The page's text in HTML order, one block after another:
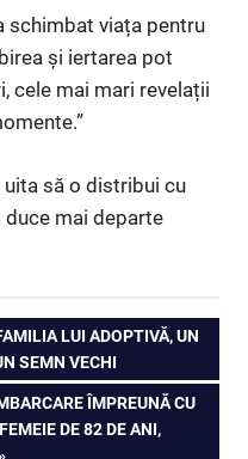
schimbat viața pentru
și iertarea pot
cele mai mari revelații
uita să o distribui cu
mai departe
LUI ADOPTIVĂ, UN
SEMN VECHI
ÎMPREUNĂ CU
DE 82 DE ANI,